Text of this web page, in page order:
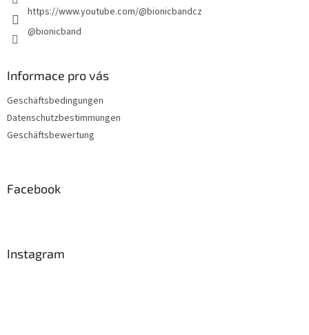
https://www.youtube.com/@bionicbandcz
@bionicband
Informace pro vás
Geschäftsbedingungen
Datenschutzbestimmungen
Geschäftsbewertung
Facebook
Instagram